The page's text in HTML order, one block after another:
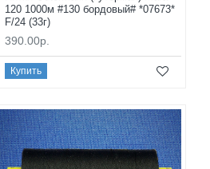
120 1000м #130 бордовый# *07673*
F/24 (33г)
390.00р.
Купить